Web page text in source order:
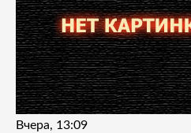
Вчера, 13:09